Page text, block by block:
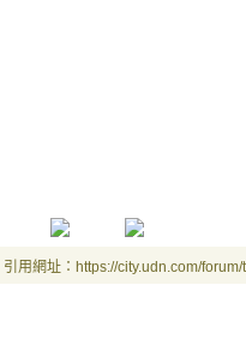
引用網址：https://city.udn.com/